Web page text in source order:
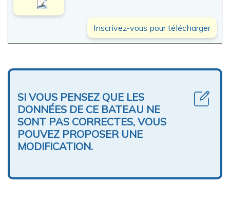
Inscrivez-vous pour télécharger
SI VOUS PENSEZ QUE LES
DONNÉES DE CE BATEAU NE
SONT PAS CORRECTES, VOUS
POUVEZ PROPOSER UNE
MODIFICATION.